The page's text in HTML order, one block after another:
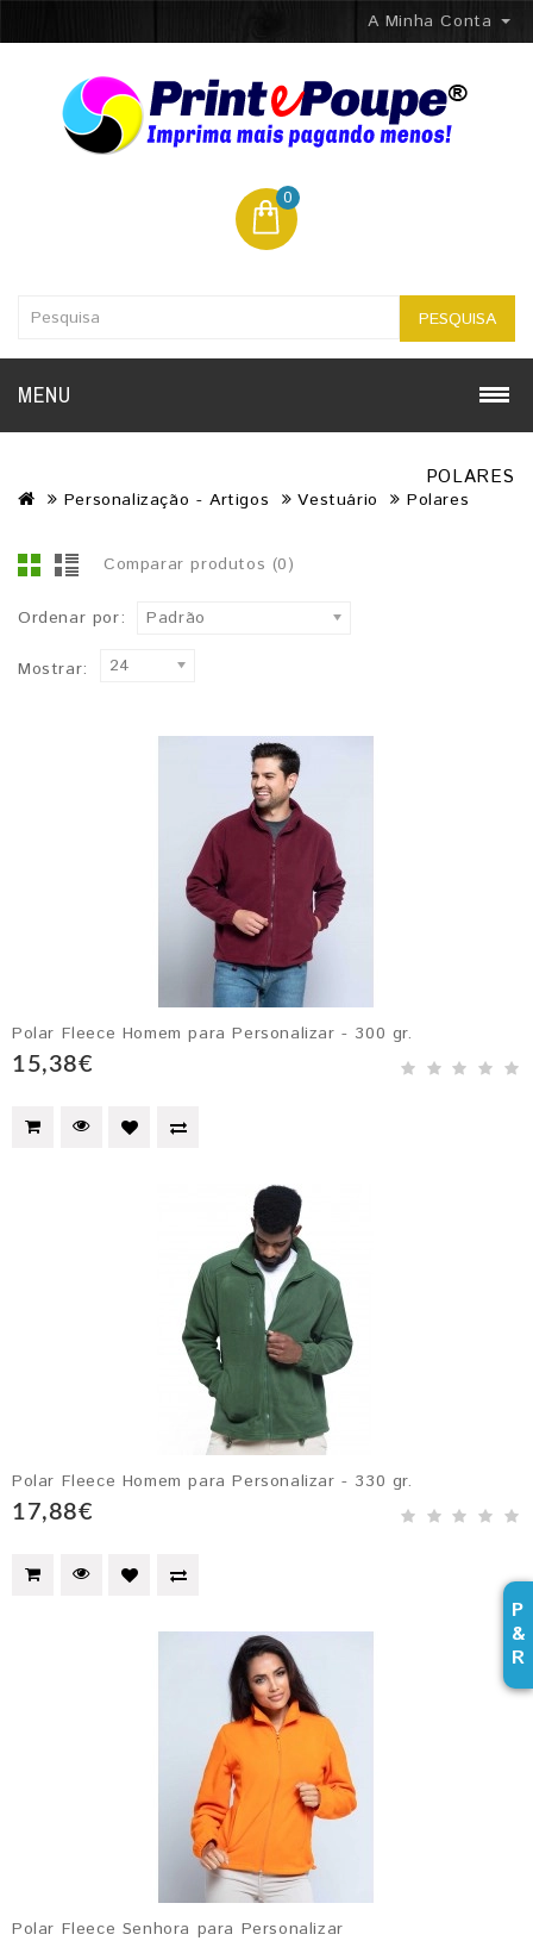
A Minha Conta
0
PESQUISA
MENU
POLARES
Personalização - Artigos Vestuário Polares
Comparar produtos (0)
Ordenar por: Padrão
Mostrar: 24
Polar Fleece Homem para Personalizar - 300 gr.
15,38€
Polar Fleece Homem para Personalizar - 330 gr.
17,88€
Polar Fleece Senhora para Personalizar
P
&
R